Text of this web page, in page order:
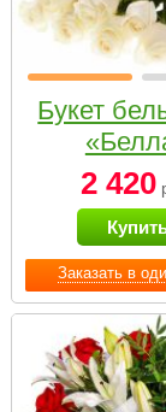
Заказать в
Букет
2 420